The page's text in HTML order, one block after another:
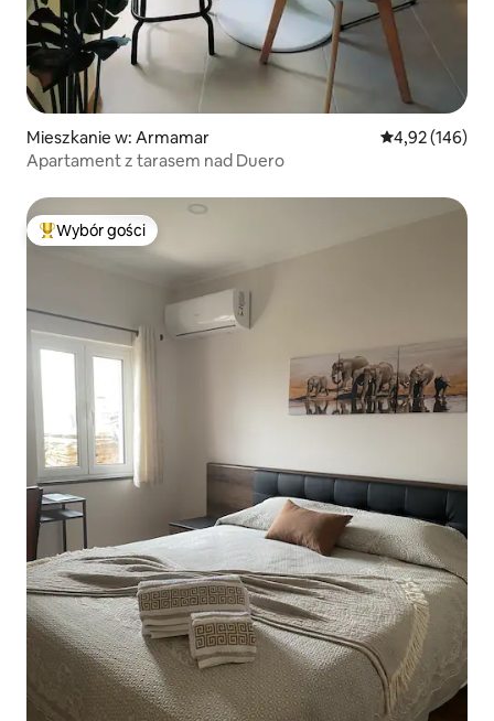
Mieszkanie w: Armamar Średnia
4,92 (146)
Apartament z tarasem nad Duero
Najpopularniejsze z kategorii Wybór gości
Wybór gości